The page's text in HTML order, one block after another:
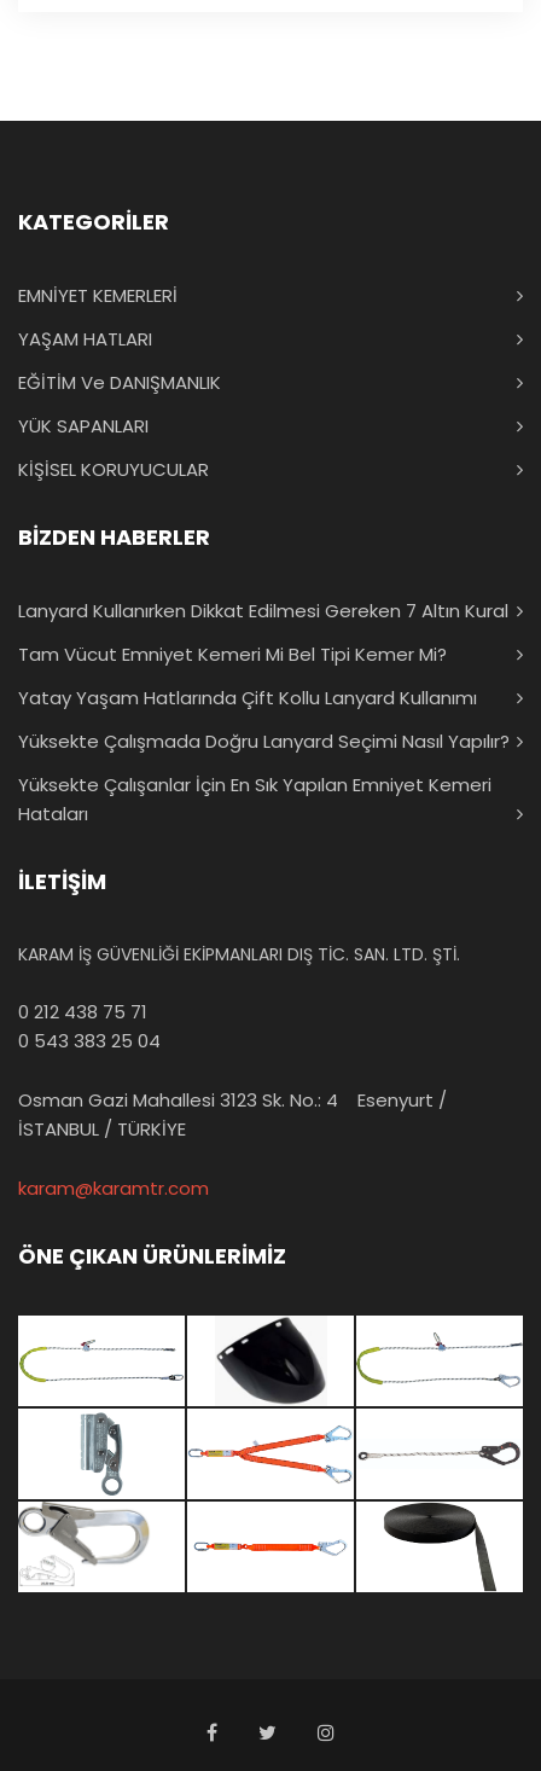
KATEGORİLER
EMNİYET KEMERLERİ
YAŞAM HATLARI
EĞİTİM Ve DANIŞMANLIK
YÜK SAPANLARI
KİŞİSEL KORUYUCULAR
BİZDEN HABERLER
Lanyard Kullanırken Dikkat Edilmesi Gereken 7 Altın Kural
Tam Vücut Emniyet Kemeri Mi Bel Tipi Kemer Mi?
Yatay Yaşam Hatlarında Çift Kollu Lanyard Kullanımı
Yüksekte Çalışmada Doğru Lanyard Seçimi Nasıl Yapılır?
Yüksekte Çalışanlar İçin En Sık Yapılan Emniyet Kemeri
Hataları
İLETİŞİM
KARAM İŞ GÜVENLİĞİ EKİPMANLARI DIŞ TİC. SAN. LTD. ŞTİ.
0 212 438 75 71
0 543 383 25 04
Osman Gazi Mahallesi 3123 Sk. No.: 4 Esenyurt /
İSTANBUL / TÜRKİYE
karam@karamtr.com
ÖNE ÇIKAN ÜRÜNLERİMİZ